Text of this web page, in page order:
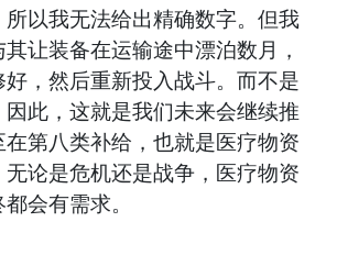
以我无法给出精确数字。但我
让装备在运输途中漂泊数月，
，然后重新投入战斗。而不是
此，这就是我们未来会继续推
第八类补给，也就是医疗物资
论是危机还是战争，医疗物资
会有需求。